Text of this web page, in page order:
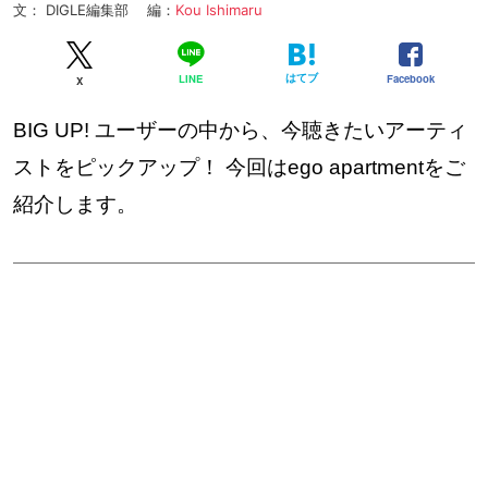
文： DIGLE編集部 編： Kou Ishimaru
X LINE はてブ Facebook
BIG UP! ユーザーの中から、今聴きたいアーティ
ストをピックアップ！ 今回はego apartmentをご
紹介します。